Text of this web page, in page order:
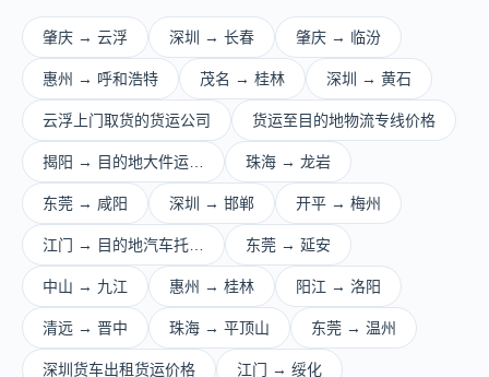
肇庆 → 云浮 深圳 → 长春 肇庆 → 临汾
惠州 → 呼和浩特 茂名 → 桂林 深圳 → 黄石
云浮上门取货的货运公司 货运至目的地物流专线价格
揭阳 → 目的地大件运… 珠海 → 龙岩
东莞 → 咸阳 深圳 → 邯郸 开平 → 梅州
江门 → 目的地汽车托… 东莞 → 延安
中山 → 九江 惠州 → 桂林 阳江 → 洛阳
清远 → 晋中 珠海 → 平顶山 东莞 → 温州
深圳货车出租货运价格 江门 → 绥化